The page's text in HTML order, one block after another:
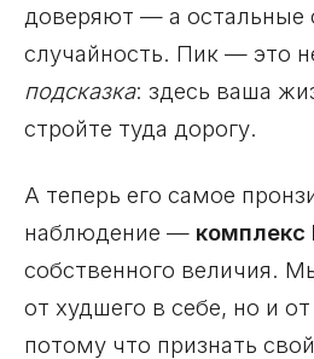
доверяют — а остальные
случайность. Пик — это
подсказка: здесь ваша
стройте туда дорогу.
А теперь его самое
наблюдение — комплекс
собственного величия.
от худшего в себе, но и
потому что признать